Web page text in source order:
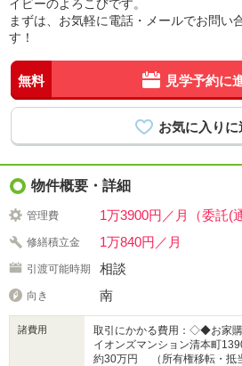
イビーのよろこびです。
まずは、お気軽に電話・メールでお問い
す！
無料 見学予約に
物件概要・詳細
管理費 1万3900円／月（委託(
修繕積立金 1万840円／月
引渡可能時期 相談
向き 南
諸費用
取引にかかる費用：◇◆お家
イオンズマンション清本町
約30万円 （所有権移転・抵